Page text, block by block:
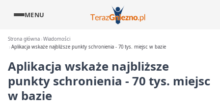
MENU
Strona główna Wiadomości
Aplikacja wskaże najbliższe punkty schronienia - 70 tys. miejsc w bazie
Aplikacja wskaże najbliższe
punkty schronienia - 70 tys. miejsc
w bazie